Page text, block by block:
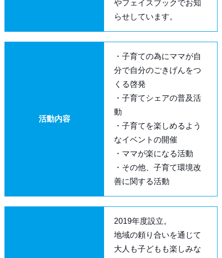
やフェイスブックでお知
らせしています。
活動内容
・子育ての為にママが自
分で自分のごきげんをつ
くる啓発
・子育てシェアの普及活
動
・子育てを楽しめるよう
なイベントの開催
・ママが楽になる活動
・その他、子育て環境改
善に関する活動
2019年度設立。
地域の頼り合いを通じて
大人も子どもも楽しみな